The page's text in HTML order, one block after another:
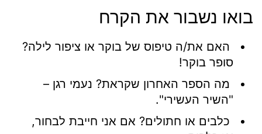
בואו נשבור את הקרח
האם את/ה טיפוס של בוקר או ציפור לילה?
סופר בוקר!
מה הספר האחרון שקראת? נעמי רגן –
"השיר העשירי".
כלבים או חתולים? אם אני חייבת לבחור,